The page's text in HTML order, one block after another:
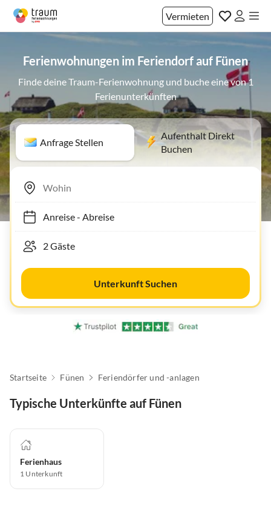
Vermieten
Ferienwohnungen im Feriendorf auf Fünen
Finde deine Traum-Ferienwohnung und buche eine von 1
Ferienunterkünften
Anfrage Stellen
Aufenthalt Direkt
Buchen
Anreise- Abreise
Unterkunft Suchen
Startseite Fünen Feriendörfer und -anlagen
Typische Unterkünfte auf Fünen
Ferienhaus
1 Unterkunft